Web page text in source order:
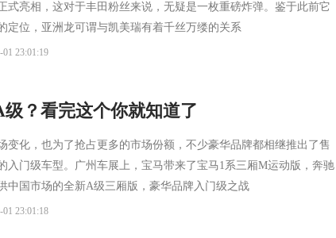
式亮相，这对于丰田粉丝来说，无疑是一枚重磅炸弹。鉴于此前它
定位，亚洲龙可谓与凯美瑞有着千丝万缕的关系
01 23:01:19
？看完这个你就知道了
变化，也为了抢占更多的市场份额，不少豪华品牌都相继推出了售
入门级车型。广州车展上，宝马带来了宝马1系三厢M运动版，奔驰
中国市场的全新A级三厢版，豪华品牌入门级之战
01 23:01:18